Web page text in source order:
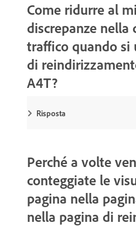
Come ridurre al
discrepanze
traffico quando
di
A4T?
Risposta
Perché a volte
conteggiate le
pagina nella
nella pagina di